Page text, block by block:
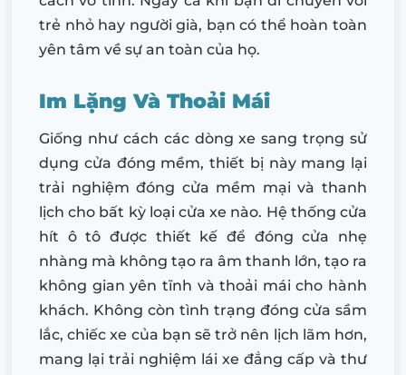
trẻ nhỏ hay người già, bạn có thể hoàn toàn
yên tâm về sự an toàn của họ.
Im Lặng Và Thoải Mái
Giống như cách các dòng xe sang trọng sử
dụng cửa đóng mềm, thiết bị này mang lại
trải nghiệm đóng cửa mềm mại và thanh
lịch cho bất kỳ loại cửa xe nào. Hệ thống cửa
hít ô tô được thiết kế để đóng cửa nhẹ
nhàng mà không tạo ra âm thanh lớn, tạo ra
không gian yên tĩnh và thoải mái cho hành
khách. Không còn tình trạng đóng cửa sầm
lắc, chiếc xe của bạn sẽ trở nên lịch lãm hơn,
mang lại trải nghiệm lái xe đẳng cấp và thư